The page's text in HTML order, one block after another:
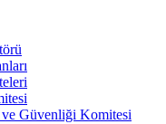
ve Güvenliği Komitesi